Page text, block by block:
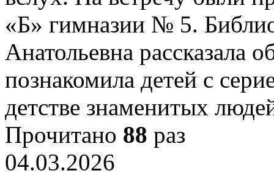
«Б» гимназии № 5.
Анатольевна рассказала
познакомила детей с
детстве знаменитых
Прочитано 88 раз
04.03.2026